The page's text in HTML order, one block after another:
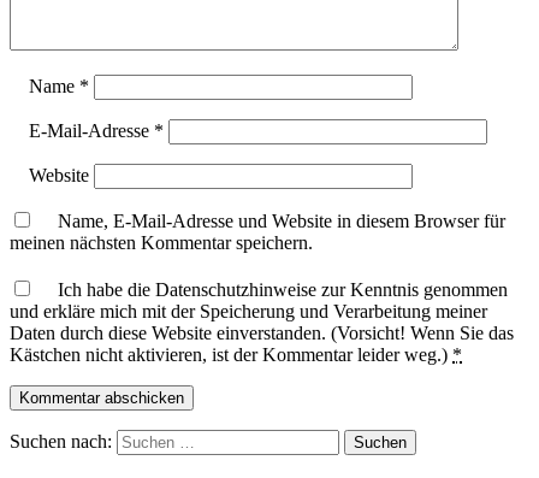
Name *
E-Mail-Adresse *
Website
Name, E-Mail-Adresse und Website in diesem Browser für
meinen nächsten Kommentar speichern.
Ich habe die Datenschutzhinweise zur Kenntnis genommen
und erkläre mich mit der Speicherung und Verarbeitung meiner
Daten durch diese Website einverstanden. (Vorsicht! Wenn Sie das
Kästchen nicht aktivieren, ist der Kommentar leider weg.) *
Suchen nach: